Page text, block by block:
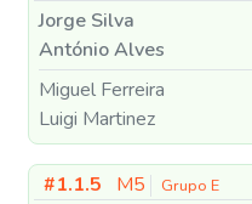
Jorge Silva
António Alves
Miguel Ferreira
Luigi Martinez
#1.1.5 M5 Grupo E